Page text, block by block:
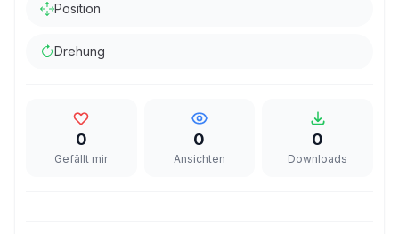
Position
Drehung
0
Gefällt mir
0
Ansichten
0
Downloads